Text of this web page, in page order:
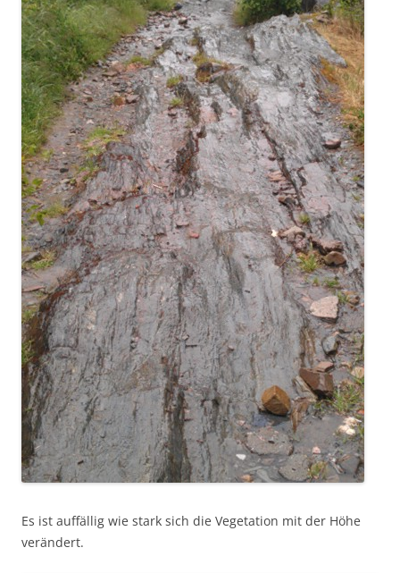
Es ist auffällig wie stark sich die Vegetation mit der Höhe
verändert.